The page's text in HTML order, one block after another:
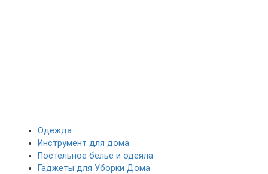
Одежда
Инструмент для дома
Постельное белье и одеяла
Гаджеты для Уборки Дома